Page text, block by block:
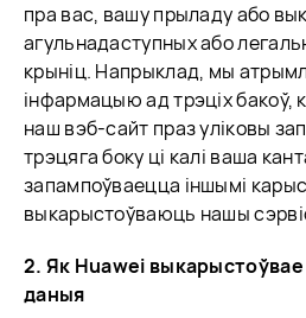
пра вас, вашу прыладу або
агульнадаступных або
крыніц. Напрыклад, мы
інфармацыю ад трэціх бакоў,
наш вэб-сайт праз уліковы
трэцяга боку ці калі ваша
запампоўваецца іншымі
выкарыстоўваюць нашы
2. Як Huawei
даныя